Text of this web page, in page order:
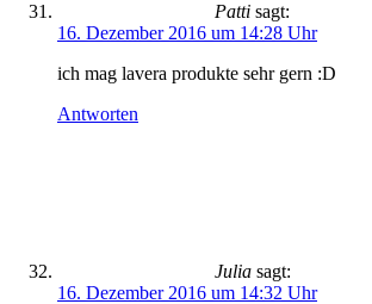
Patti sagt:
16. Dezember 2016 um 14:28 Uhr
ich mag lavera produkte sehr gern :D
Antworten
Julia sagt:
16. Dezember 2016 um 14:32 Uhr